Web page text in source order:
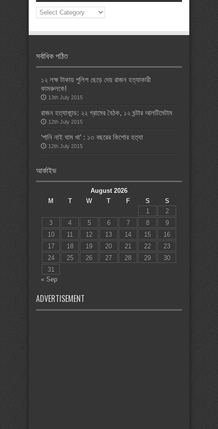
News
Categories
সর্বাধিক পঠিত
১২ লক্ষ টাকায় পুলিশ ছেড়ে দেয় রাজন হত্যাকারী
কামরুলকে!
13th July 2015
রাজন হত্যাকান্ড: ২২ গ্রামের বৈঠক, ১২ ঘন্টার আলটিমেটাম
12th July 2015
‘পানি নাই ঘাম খা’ : ১৩ বছরের কিশোর হত্যা
12th July 2015
আর্কাইভ
August 2026
M
T W T F S
S
1
2
3
4 5 6 7 8
9
10
11 12 13 14 15
16
17
18 19 20 21 22
23
24
25 26 27 28 29
30
31
« Sep
ADVERTISEMENT